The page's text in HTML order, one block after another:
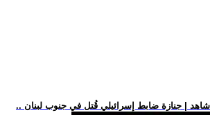
.. شاهد | جنازة ضابط إسرائيلي قُتل في جنوب لبنان